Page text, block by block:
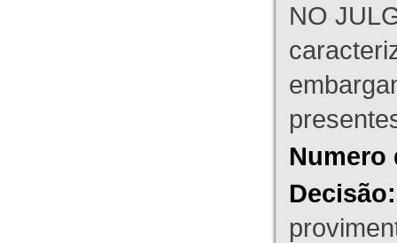
NO
Numero
Decisão: